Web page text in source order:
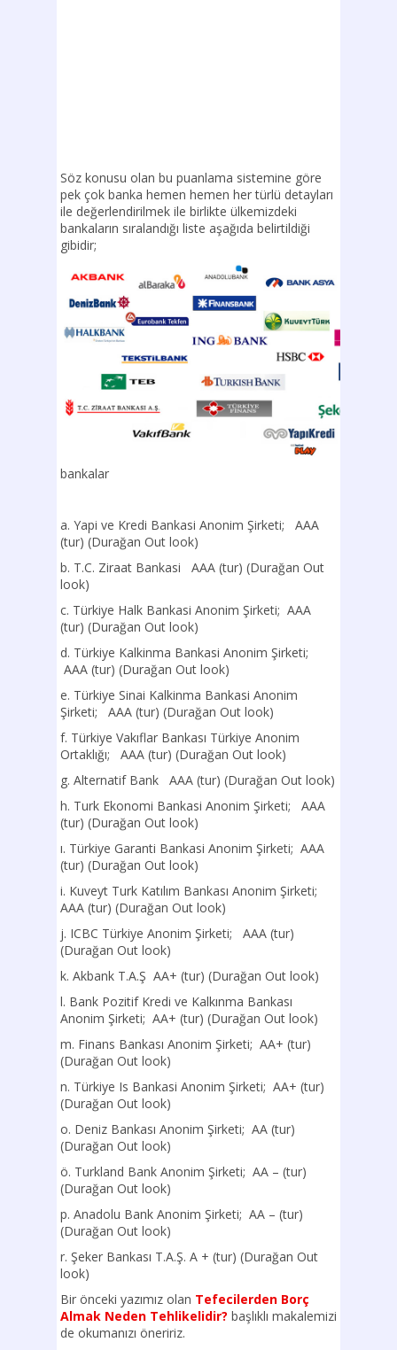
Söz konusu olan bu puanlama sistemine göre
pek çok banka hemen hemen her türlü detayları
ile değerlendirilmek ile birlikte ülkemizdeki
bankaların sıralandığı liste aşağıda belirtildiği
gibidir;
bankalar
a. Yapi ve Kredi Bankasi Anonim Şirketi; AAA
(tur) (Durağan Out look)
b. T.C. Ziraat Bankasi AAA (tur) (Durağan Out
look)
c. Türkiye Halk Bankasi Anonim Şirketi; AAA
(tur) (Durağan Out look)
d. Türkiye Kalkinma Bankasi Anonim Şirketi;
AAA (tur) (Durağan Out look)
e. Türkiye Sinai Kalkinma Bankasi Anonim
Şirketi; AAA (tur) (Durağan Out look)
f. Türkiye Vakıflar Bankası Türkiye Anonim
Ortaklığı; AAA (tur) (Durağan Out look)
g. Alternatif Bank AAA (tur) (Durağan Out look)
h. Turk Ekonomi Bankasi Anonim Şirketi; AAA
(tur) (Durağan Out look)
ı. Türkiye Garanti Bankasi Anonim Şirketi; AAA
(tur) (Durağan Out look)
i. Kuveyt Turk Katılım Bankası Anonim Şirketi;
AAA (tur) (Durağan Out look)
j. ICBC Türkiye Anonim Şirketi; AAA (tur)
(Durağan Out look)
k. Akbank T.A.Ş AA+ (tur) (Durağan Out look)
l. Bank Pozitif Kredi ve Kalkınma Bankası
Anonim Şirketi; AA+ (tur) (Durağan Out look)
m. Finans Bankası Anonim Şirketi; AA+ (tur)
(Durağan Out look)
n. Türkiye Is Bankasi Anonim Şirketi; AA+ (tur)
(Durağan Out look)
o. Deniz Bankası Anonim Şirketi; AA (tur)
(Durağan Out look)
ö. Turkland Bank Anonim Şirketi; AA – (tur)
(Durağan Out look)
p. Anadolu Bank Anonim Şirketi; AA – (tur)
(Durağan Out look)
r. Şeker Bankası T.A.Ş. A + (tur) (Durağan Out
look)
Bir önceki yazımız olan Tefecilerden Borç
Almak Neden Tehlikelidir? başlıklı makalemizi
de okumanızı öneririz.